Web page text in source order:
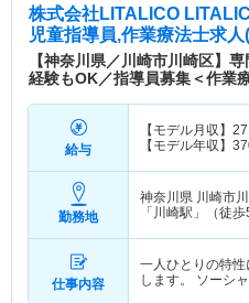
株式会社LITALICO
児童指導員,作業療法士求
【神奈川県／川崎市川崎区】
経験もOK／指導員募集＜作業
給与
【モデル月収】
【モデル年収】
勤務地
神奈川県 川崎市
「川崎駅」（徒
仕事内容
一人ひとりの特
します。 ソーシ